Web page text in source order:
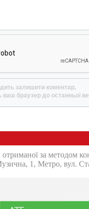
залишити коментар,
ваш браузер до останньої